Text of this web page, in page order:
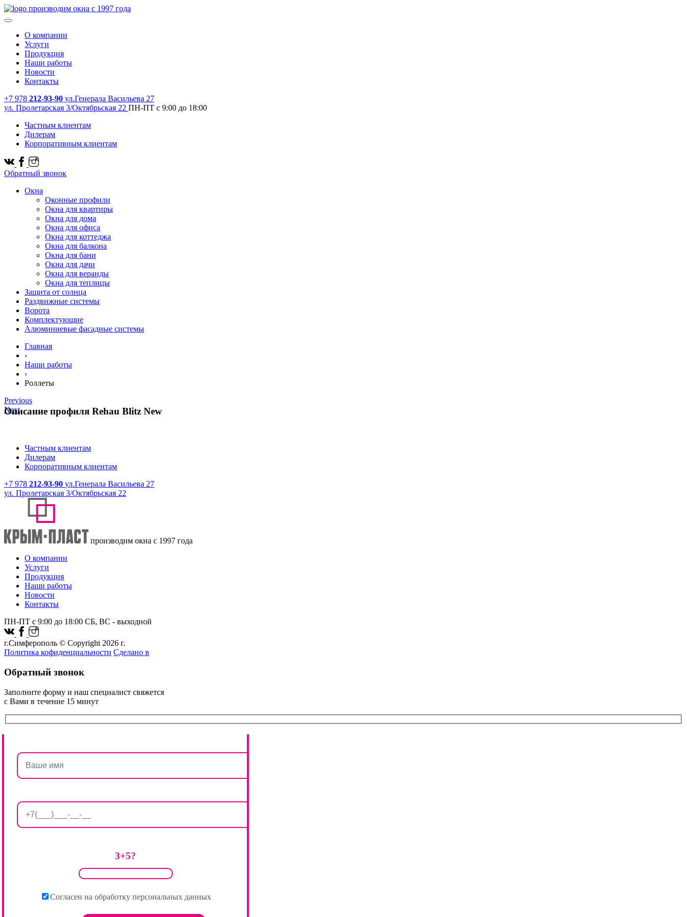
производим окна с 1997 года
О компании
Услуги
Продукция
Наши работы
Новости
Контакты
+7 978 212-93-90 ул.Генерала Васильева 27
ул. Пролетарская 3/Октябрьская 22 ПН-ПТ с 9:00 до 18:00
Частным клиентам
Дилерам
Корпоративным клиентам
Обратный звонок
Окна
Оконные профили
Окна для квартиры
Окна для дома
Окна для офиса
Окна для коттеджа
Окна для балкона
Окна для бани
Окна для дачи
Окна для веранды
Окна для теплицы
Защита от солнца
Раздвижные системы
Ворота
Комплектующие
Алюминиевые фасадные системы
Главная
›
Наши работы
›
Роллеты
Previous
Next
Описание профиля Rehau Blitz New
Частным клиентам
Дилерам
Корпоративным клиентам
+7 978 212-93-90 ул.Генерала Васильева 27
ул. Пролетарская 3/Октябрьская 22
производим окна с 1997 года
О компании
Услуги
Продукция
Наши работы
Новости
Контакты
ПН-ПТ с 9:00 до 18:00 СБ, ВС - выходной
г.Симферополь © Copyright 2026 г.
Политика кофиденциальности Сделано в
Обратный звонок
Заполните форму и наш специалист свяжется
с Вами в течение 15 минут
3+5?
Согласен на обработку персональных данных